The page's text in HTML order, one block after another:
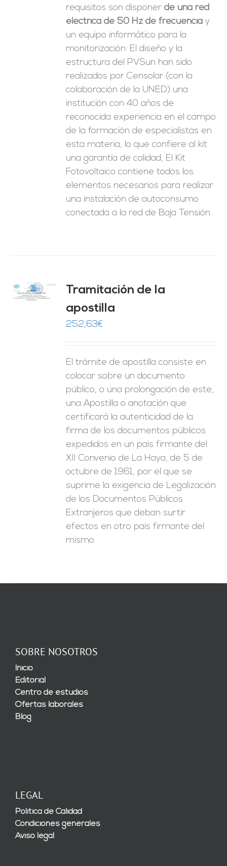
requisitos son disponerde una red
eléctrica de 50 Hz de frecuencia y
un equipo informático para la
monitorización. El diseño y la
estructura del PVSun han sido
realizados por Censolar (con la
colaboración de la UNED) una
institución con 40 años de
reconocida experiencia en el campo
de la formación de especialistas en
esta materia, lo que confiere al kit
una garantía de calidad, El Kit
Fotovoltaico contiene todos los
elementos necesarios para realizar
una instalación de autoconsumo
conectada a la red de Baja Tensión.
Tramitación de la
apostilla
252,63€
El trámite de apostilla consiste en
colocar sobre un documento
público, o una prolongación de este,
una Apostilla o anotación que
certificará la autenticidad de la
firma de los documentos públicos
expedidos en un país firmante del
XII Convenio de La Haya, de 5 de
octubre de 1961, por el que se
suprime la exigencia de Legalización
de los Documentos Públicos
Extranjeros que deban surtir
efectos en otro país firmante del
mismo.
SOBRE NOSOTROS
Inicio
Editorial
Centro de estudios
Ofertas laborales
Blog
LEGAL
Política de Calidad
Condiciones generales
Aviso legal